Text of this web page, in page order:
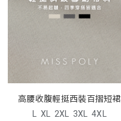
高腰收腹輕挺西裝百摺短裙
MISS
L XL 2XL 3XL 4XL